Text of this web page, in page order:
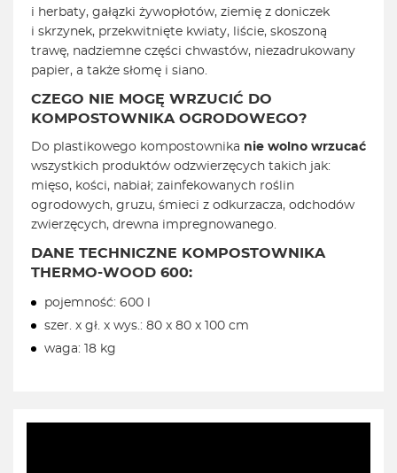
i herbaty, gałązki żywopłotów, ziemię z doniczek
i skrzynek, przekwitnięte kwiaty, liście, skoszoną
trawę, nadziemne części chwastów, niezadrukowany
papier, a także słomę i siano.
CZEGO NIE MOGĘ WRZUCIĆ DO
KOMPOSTOWNIKA OGRODOWEGO?
Do plastikowego kompostownika nie wolno wrzucać
wszystkich produktów odzwierzęcych takich jak:
mięso, kości, nabiał; zainfekowanych roślin
ogrodowych, gruzu, śmieci z odkurzacza, odchodów
zwierzęcych, drewna impregnowanego.
DANE TECHNICZNE KOMPOSTOWNIKA
THERMO-WOOD 600:
pojemność: 600 l
szer. x gł. x wys.: 80 x 80 x 100 cm
waga: 18 kg